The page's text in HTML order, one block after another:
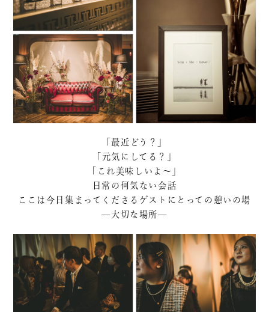
「最近どう？」
「元気にしてる？」
「これ美味しいよ～」
日常の何気ない会話
ここは今日集まってくださるゲストにとっての憩いの場
—大切な場所—